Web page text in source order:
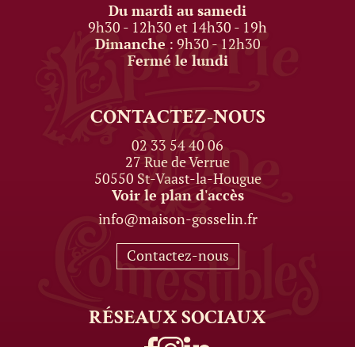
Du mardi au samedi
9h30 - 12h30 et 14h30 - 19h
Dimanche : 9h30 - 12h30
Fermé le lundi
CONTACTEZ-NOUS
02 33 54 40 06
27 Rue de Verrue
50550 St-Vaast-la-Hougue
Voir le plan d'accès
info@maison-gosselin.fr
Contactez-nous
RÉSEAUXSOCIAUX